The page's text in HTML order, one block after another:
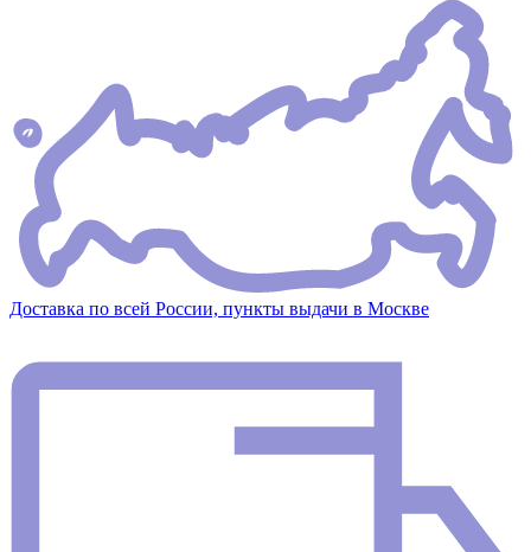
Доставка по всей России, пункты выдачи в Москве